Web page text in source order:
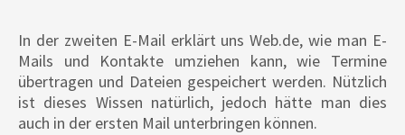
In der zweiten E-Mail erklärt uns Web.de, wie man E-
Mails und Kontakte umziehen kann, wie Termine
übertragen und Dateien gespeichert werden. Nützlich
ist dieses Wissen natürlich, jedoch hätte man dies
auch in der ersten Mail unterbringen können.